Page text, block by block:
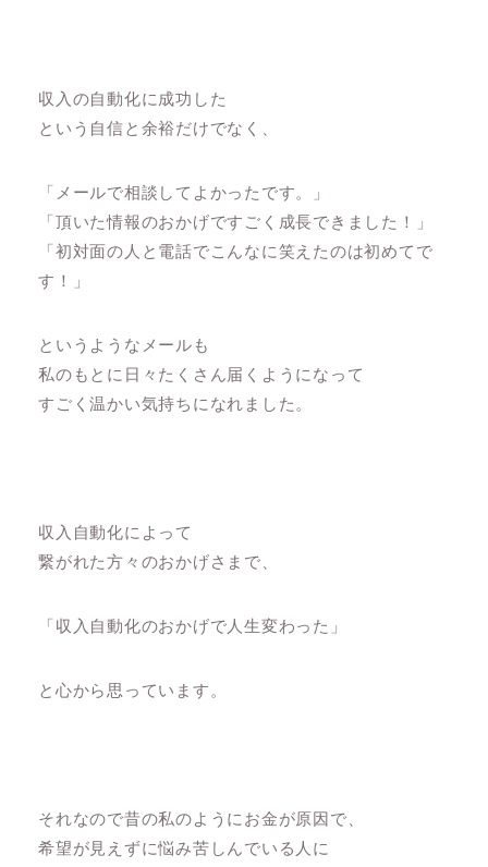
収入の自動化に成功した
という自信と余裕だけでなく、
「メールで相談してよかったです。」
「頂いた情報のおかげですごく成長できました！」
「初対面の人と電話でこんなに笑えたのは初めてで
す！」
というようなメールも
私のもとに日々たくさん届くようになって
すごく温かい気持ちになれました。
収入自動化によって
繋がれた方々のおかげさまで、
「収入自動化のおかげで人生変わった」
と心から思っています。
それなので昔の私のようにお金が原因で、
希望が見えずに悩み苦しんでいる人に